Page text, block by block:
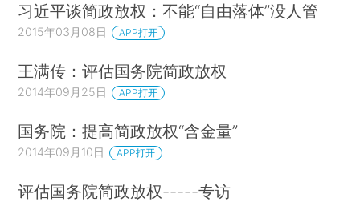
习近平谈简政放权：不能“自由落体”没人管
2015年03月08日 APP打开
王满传：评估国务院简政放权
2014年09月25日 APP打开
国务院：提高简政放权“含金量”
2014年09月10日 APP打开
评估国务院简政放权-----专访